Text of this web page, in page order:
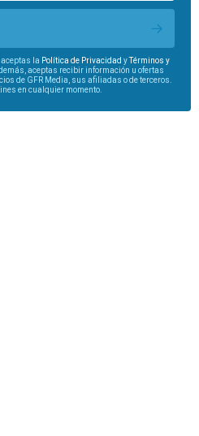
aceptas la Política de Privacidad y
Términos y
aceptas recibir información u ofertas
de GFR Media, sus afiliadas o de terceros.
en cualquier momento.